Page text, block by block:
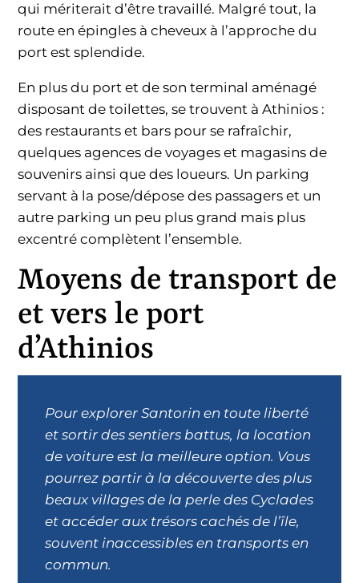
qui mériterait d’être travaillé. Malgré tout, la
route en épingles à cheveux à l’approche du
port est splendide.
En plus du port et de son terminal aménagé
disposant de toilettes, se trouvent à Athinios :
des restaurants et bars pour se rafraîchir,
quelques agences de voyages et magasins de
souvenirs ainsi que des loueurs. Un parking
servant à la pose/dépose des passagers et un
autre parking un peu plus grand mais plus
excentré complètent l’ensemble.
Moyens de transport de
et vers le port
d’Athinios
Pour explorer Santorin en toute liberté
et sortir des sentiers battus, la location
de voiture est la meilleure option. Vous
pourrez partir à la découverte des plus
beaux villages de la perle des Cyclades
et accéder aux trésors cachés de l’île,
souvent inaccessibles en transports en
commun.